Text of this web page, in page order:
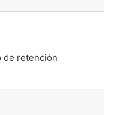
de retención